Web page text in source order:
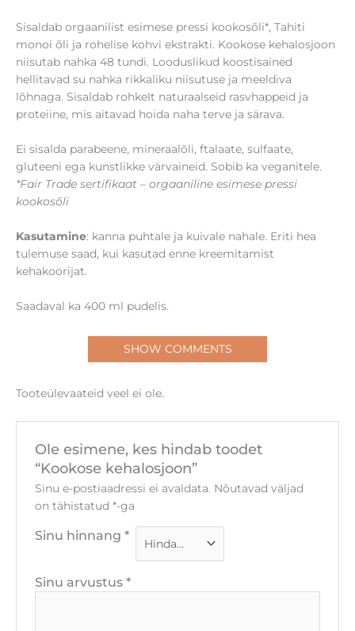
Sisaldab orgaanilist esimese pressi kookosõli*, Tahiti
monoi õli ja rohelise kohvi ekstrakti. Kookose kehalosjoon
niisutab nahka 48 tundi. Looduslikud koostisained
hellitavad su nahka rikkaliku niisutuse ja meeldiva
lõhnaga. Sisaldab rohkelt naturaalseid rasvhappeid ja
proteiine, mis aitavad hoida naha terve ja särava.
Ei sisalda parabeene, mineraalõli, ftalaate, sulfaate,
gluteeni ega kunstlikke värvaineid. Sobib ka veganitele.
*Fair Trade sertifikaat – orgaaniline esimese pressi
kookosõli
Kasutamine: kanna puhtale ja kuivale nahale. Eriti hea
tulemuse saad, kui kasutad enne kreemitamist
kehakoorijat.
Saadaval ka 400 ml pudelis.
SHOW COMMENTS
Tooteülevaateid veel ei ole.
Ole esimene, kes hindab toodet
“Kookose kehalosjoon”
Sinu e-postiaadressi ei avaldata. Nõutavad väljad
on tähistatud *-ga
Sinu hinnang *
Sinu arvustus *